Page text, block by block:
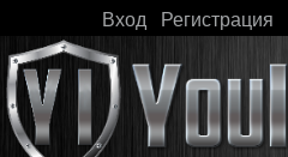
Вход Регистрация